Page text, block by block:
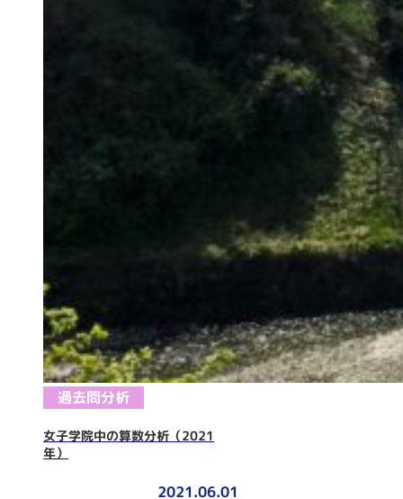
過去問分析
2021.06.01
女子学院中の算数分析（2021
年）